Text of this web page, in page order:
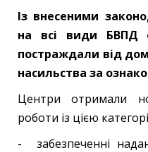
Із внесеними
на всі види БВПД
постраждали від
насильства за
Центри отримали
роботи із цією
- забезпеченні